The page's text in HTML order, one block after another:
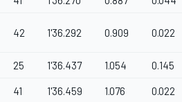
42 1'36.292 0.909 0.022
25 1'36.437 1.054 0.145
41 1'36.459 1.076 0.022